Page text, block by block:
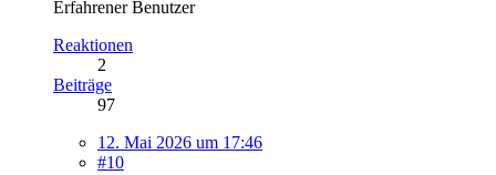
Erfahrener Benutzer
Reaktionen
2
Beiträge
97
12. Mai 2026 um 17:46
#10